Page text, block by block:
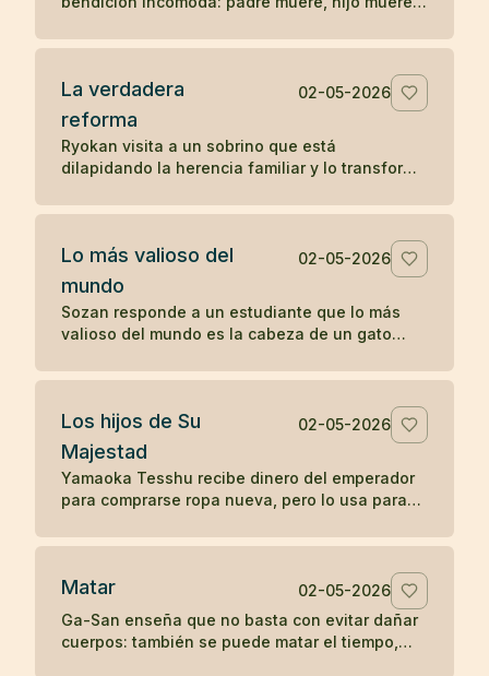
prosperidad.
La verdadera
reforma
02-05-2026
Ryokan visita a un sobrino que está
dilapidando la herencia familiar y lo transforma
la vida.
Lo más valioso del
mundo
02-05-2026
Sozan responde a un estudiante que lo más
valioso del mundo es la cabeza de un gato
Los hijos de Su
Majestad
02-05-2026
Yamaoka Tesshu recibe dinero del emperador
para comprarse ropa nueva, pero lo usa para
Matar
02-05-2026
Ga-San enseña que no basta con evitar dañar
cuerpos: también se puede matar el tiempo,